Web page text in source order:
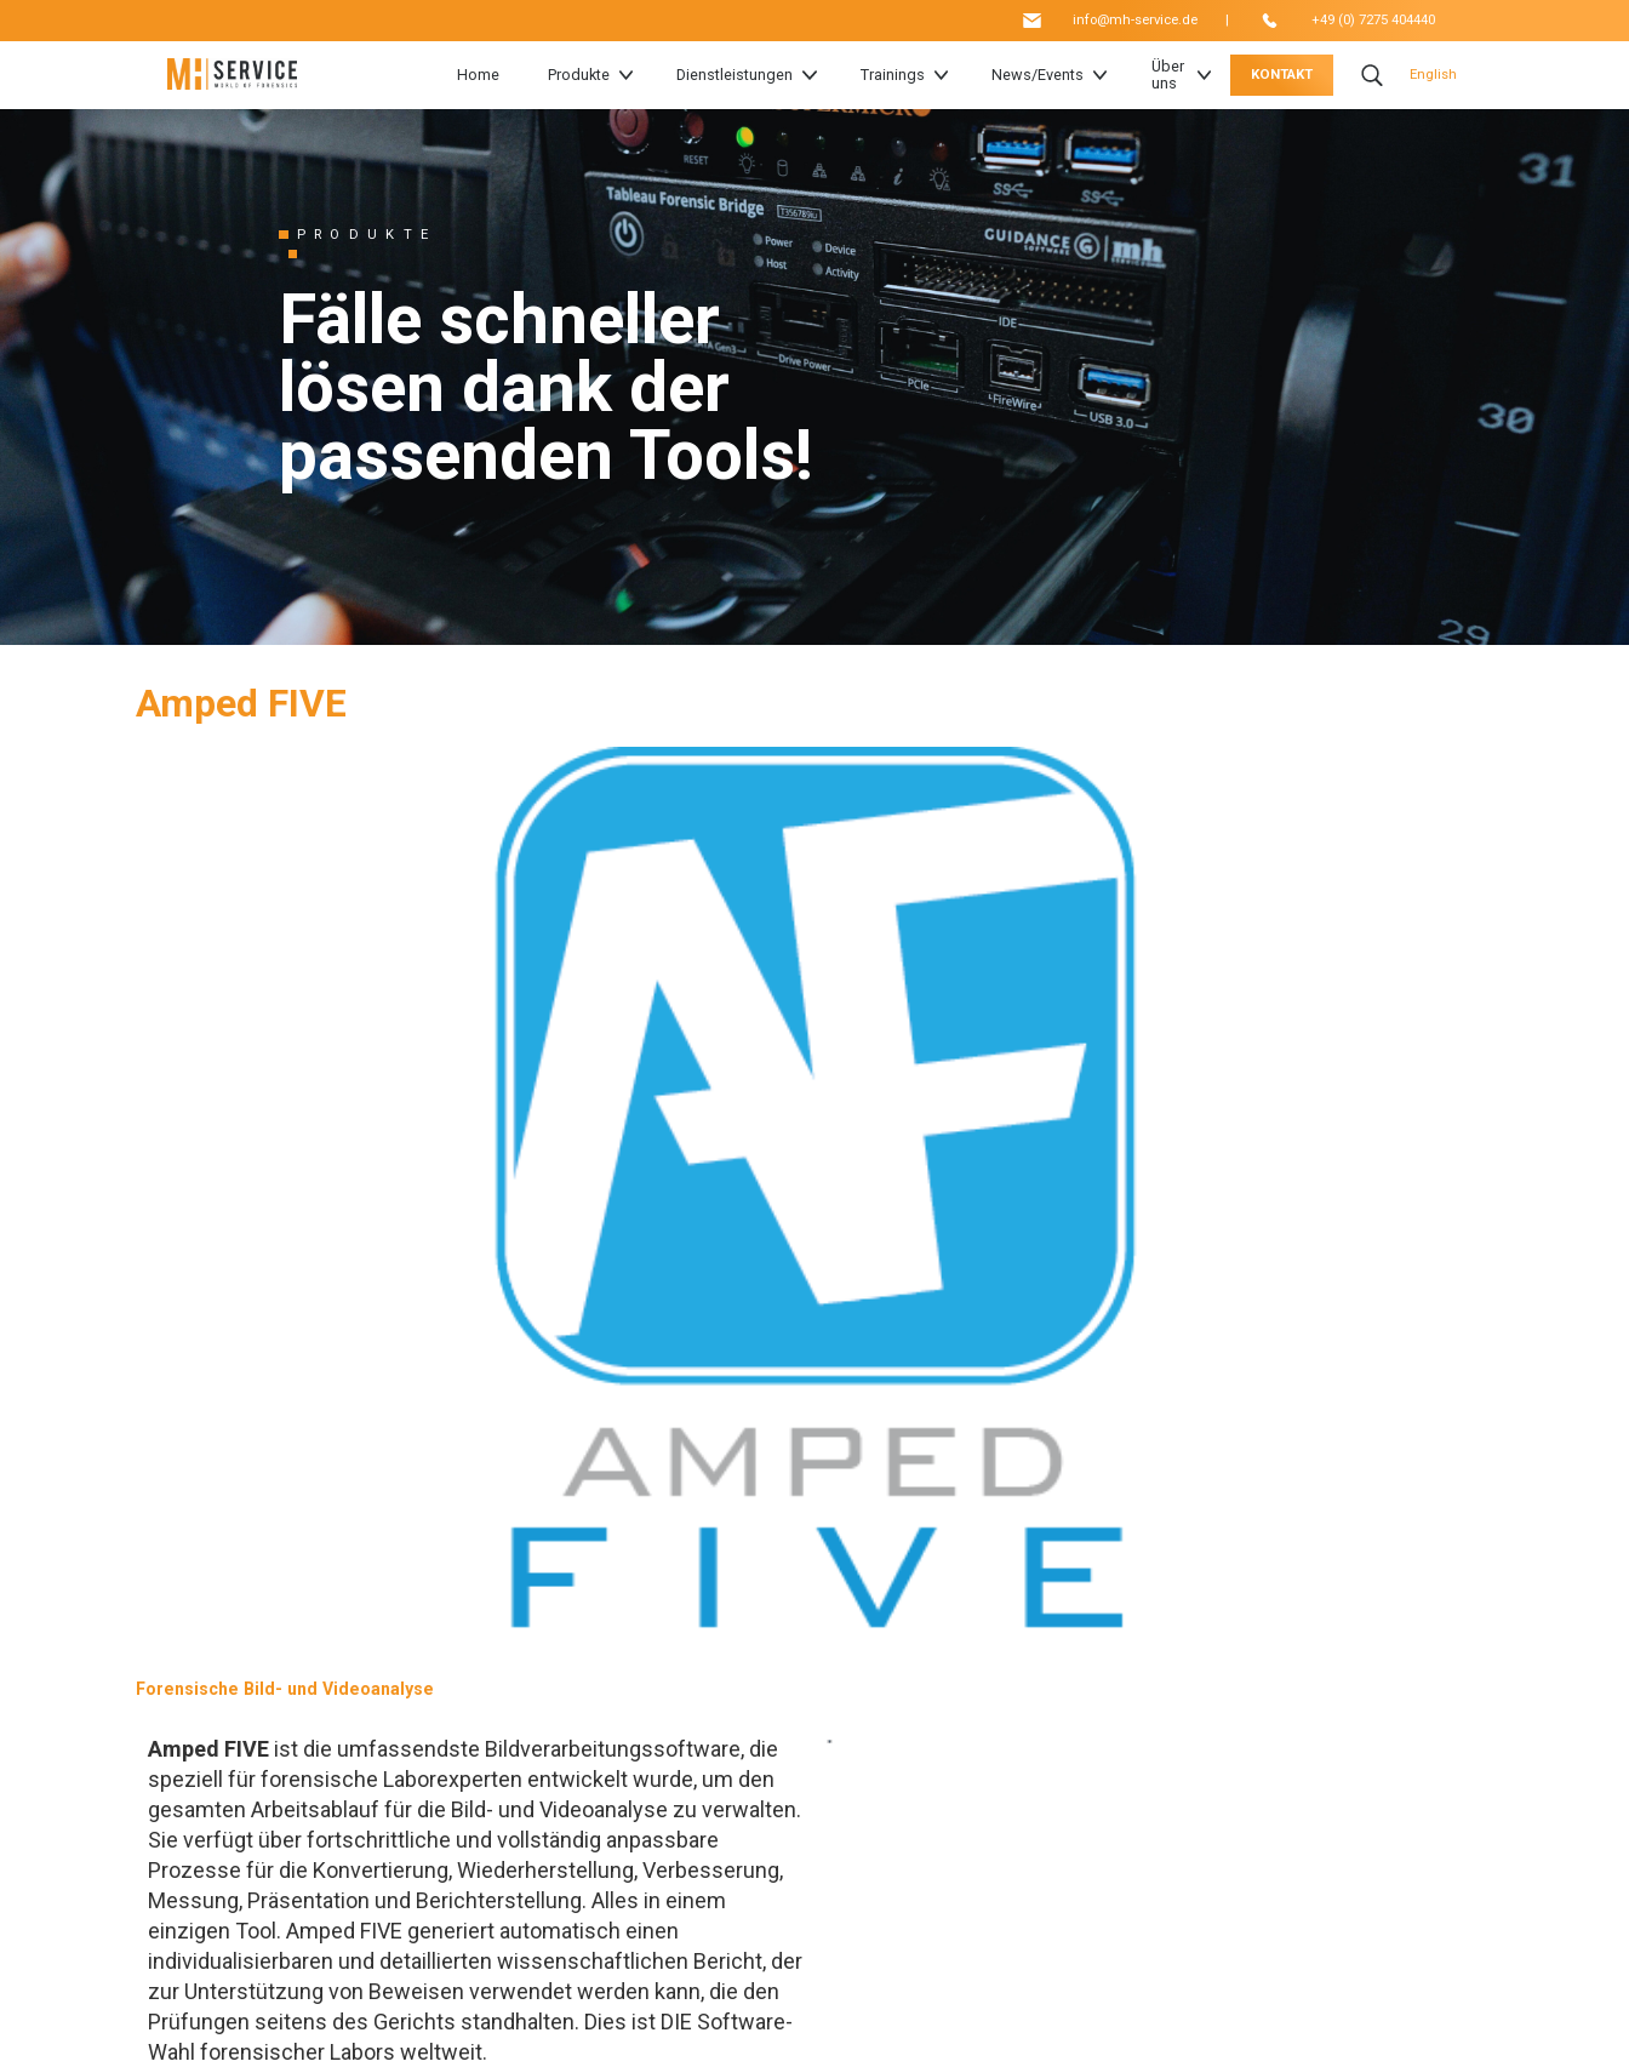
info@mh-service.de +49 (0) 7275 404440
Home Produkte Dienstleistungen Trainings News/Events
Über
uns
KONTAKT English
PRODUKTE
Fälle schneller
lösen dank der
passenden Tools!
Amped FIVE
Forensische Bild- und Videoanalyse
Amped FIVE ist die umfassendste Bildverarbeitungssoftware, die
speziell für forensische Laborexperten entwickelt wurde, um den
gesamten Arbeitsablauf für die Bild- und Videoanalyse zu verwalten.
Sie verfügt über fortschrittliche und vollständig anpassbare
Prozesse für die Konvertierung, Wiederherstellung, Verbesserung,
Messung, Präsentation und Berichterstellung. Alles in einem
einzigen Tool. Amped FIVE generiert automatisch einen
individualisierbaren und detaillierten wissenschaftlichen Bericht, der
zur Unterstützung von Beweisen verwendet werden kann, die den
Prüfungen seitens des Gerichts standhalten. Dies ist DIE Software-
Wahl forensischer Labors weltweit.